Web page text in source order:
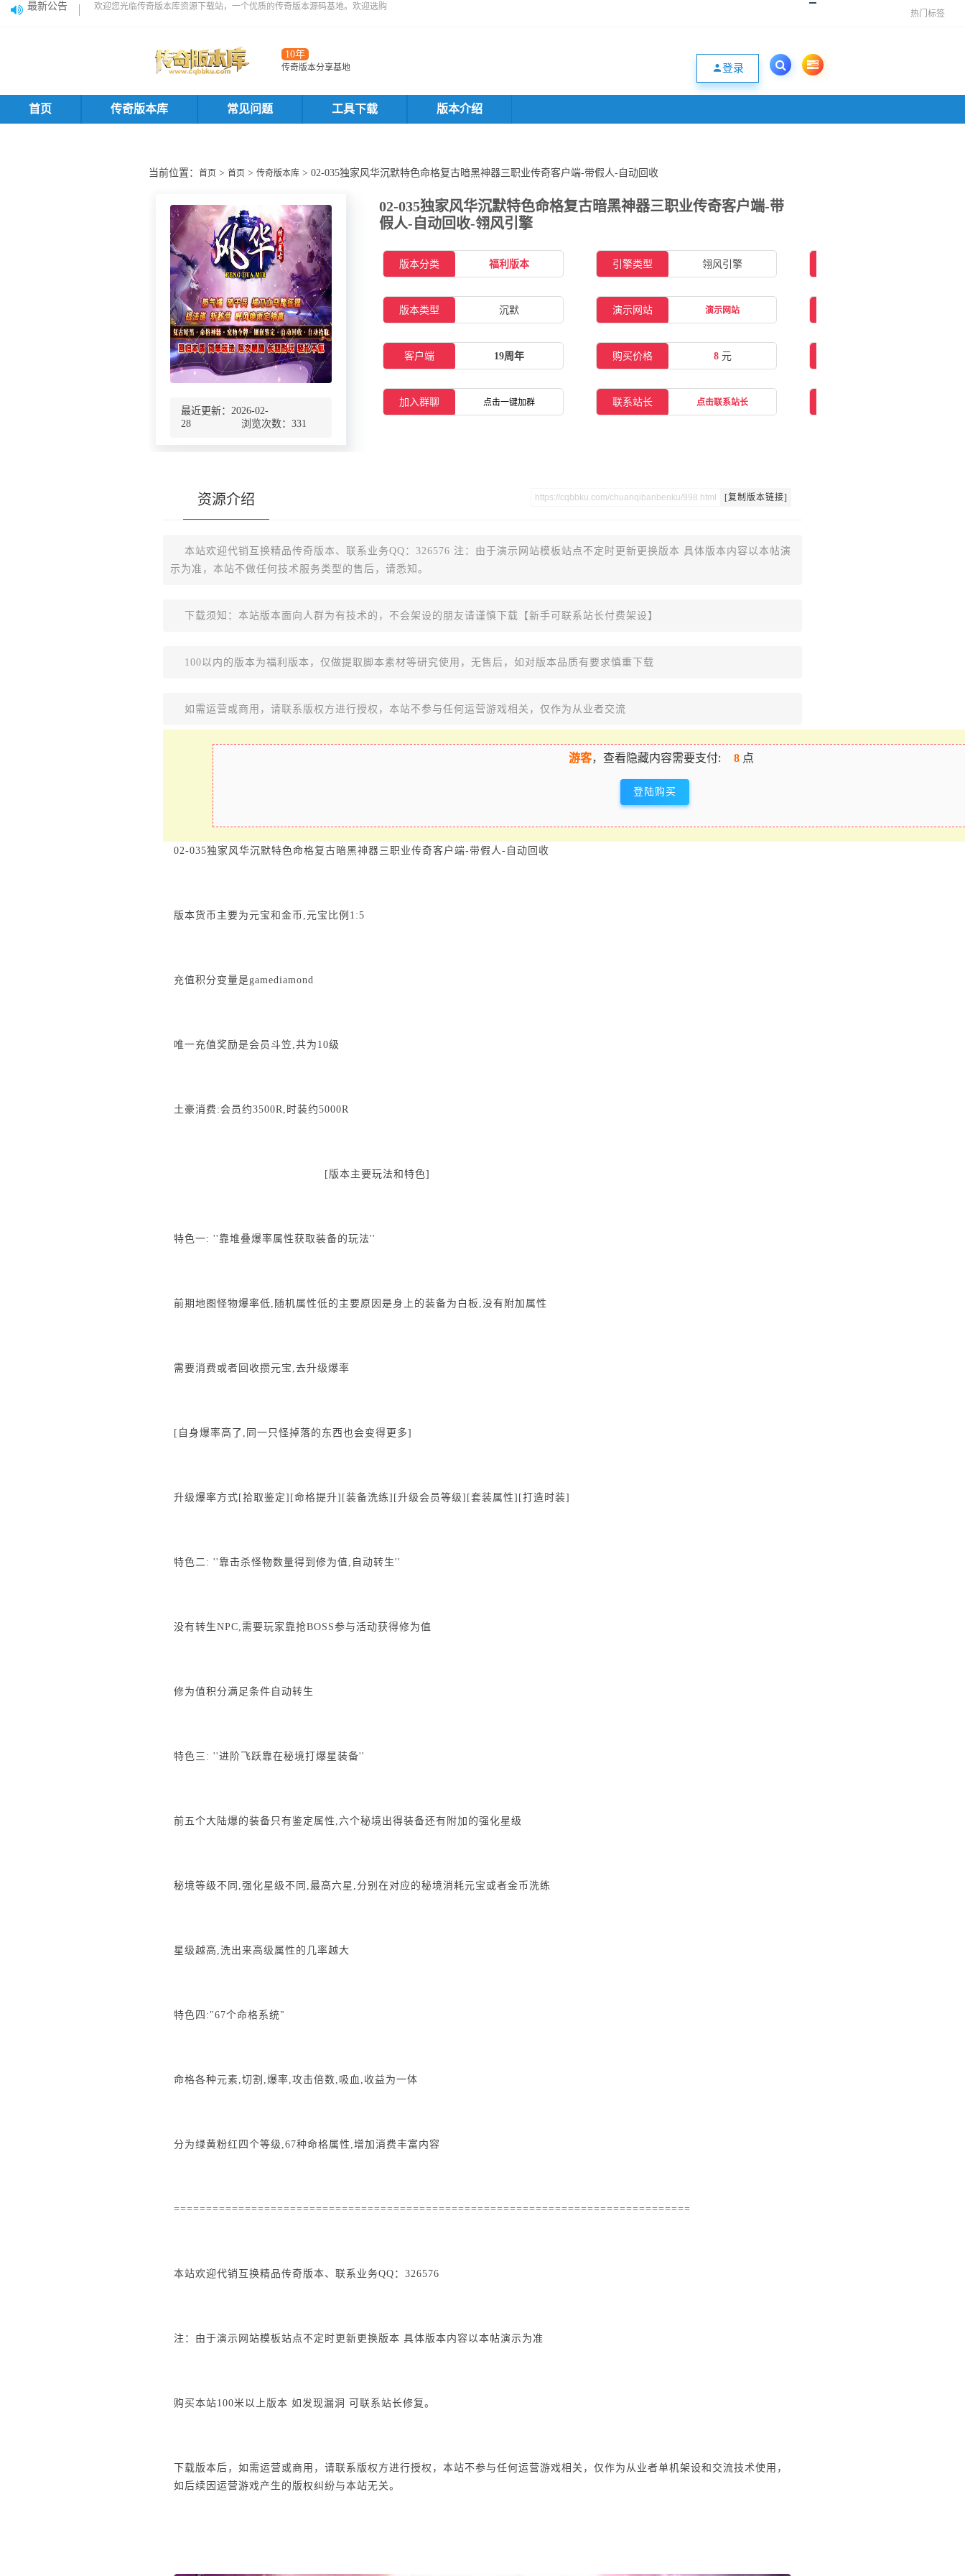
最新公告 欢迎您光临传奇版本库资源下载站，一个优质的传奇版本源码基地。欢迎选购
热门标签
10年
传奇版本分享基地 登录
首页 传奇版本库 常见问题 工具下载 版本介绍
当前位置： 首页 > 首页 > 传奇版本库 > 02-035独家风华沉默特色命格复古暗黑神器三职业传奇客户端-带假人-自动回收
最近更新：2026-02-
28 浏览次数： 331
02-035独家风华沉默特色命格复古暗黑神器三职业传奇客户端-带
假人-自动回收-翎风引擎
版本分类 福利版本 引擎类型 翎风引擎
版本类型 沉默 演示网站 演示网站
客户端 19周年 购买价格 8元
加入群聊 点击一键加群 联系站长 点击联系站长
资源介绍 [复制版本链接]
本站欢迎代销互换精品传奇版本、联系业务QQ：326576 注：由于演示网站模板站点不定时更新更换版本 具体版本内容以本帖演
示为准，本站不做任何技术服务类型的售后，请悉知。
下载须知：本站版本面向人群为有技术的，不会架设的朋友请谨慎下载【新手可联系站长付费架设】
100以内的版本为福利版本，仅做提取脚本素材等研究使用，无售后，如对版本品质有要求慎重下载
如需运营或商用，请联系版权方进行授权，本站不参与任何运营游戏相关，仅作为从业者交流
游客，查看隐藏内容需要支付: 8 点
登陆购买
02-035独家风华沉默特色命格复古暗黑神器三职业传奇客户端-带假人-自动回收
版本货币主要为元宝和金币,元宝比例1:5
充值积分变量是gamediamond
唯一充值奖励是会员斗笠,共为10级
土豪消费:会员约3500R,时装约5000R
[版本主要玩法和特色]
特色一: ''靠堆叠爆率属性获取装备的玩法''
前期地图怪物爆率低,随机属性低的主要原因是身上的装备为白板,没有附加属性
需要消费或者回收攒元宝,去升级爆率
[自身爆率高了,同一只怪掉落的东西也会变得更多]
升级爆率方式[拾取鉴定][命格提升][装备洗练][升级会员等级][套装属性][打造时装]
特色二: ''靠击杀怪物数量得到修为值,自动转生''
没有转生NPC,需要玩家靠抢BOSS参与活动获得修为值
修为值积分满足条件自动转生
特色三: ''进阶飞跃靠在秘境打爆星装备''
前五个大陆爆的装备只有鉴定属性,六个秘境出得装备还有附加的强化星级
秘境等级不同,强化星级不同,最高六星,分别在对应的秘境消耗元宝或者金币洗练
星级越高,洗出来高级属性的几率越大
特色四:"67个命格系统"
命格各种元素,切割,爆率,攻击倍数,吸血,收益为一体
分为绿黄粉红四个等级,67种命格属性,增加消费丰富内容
================================================================================
本站欢迎代销互换精品传奇版本、联系业务QQ：326576
注：由于演示网站模板站点不定时更新更换版本 具体版本内容以本帖演示为准
购买本站100米以上版本 如发现漏洞 可联系站长修复。
下载版本后，如需运营或商用，请联系版权方进行授权，本站不参与任何运营游戏相关，仅作为从业者单机架设和交流技术使用，
如后续因运营游戏产生的版权纠纷与本站无关。